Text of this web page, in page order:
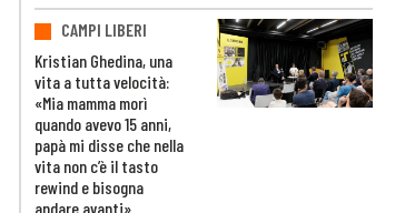
CAMPI LIBERI
Kristian Ghedina, una
vita a tutta velocità:
«Mia mamma morì
quando avevo 15 anni,
papà mi disse che nella
vita non c’è il tasto
rewind e bisogna
andare avanti»